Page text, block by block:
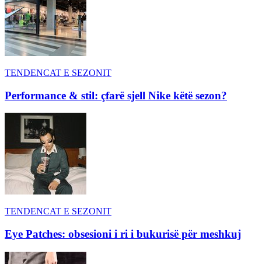
TENDENCAT E SEZONIT
Performance & stil: çfarë sjell Nike këtë sezon?
TENDENCAT E SEZONIT
Eye Patches: obsesioni i ri i bukurisë për meshkuj